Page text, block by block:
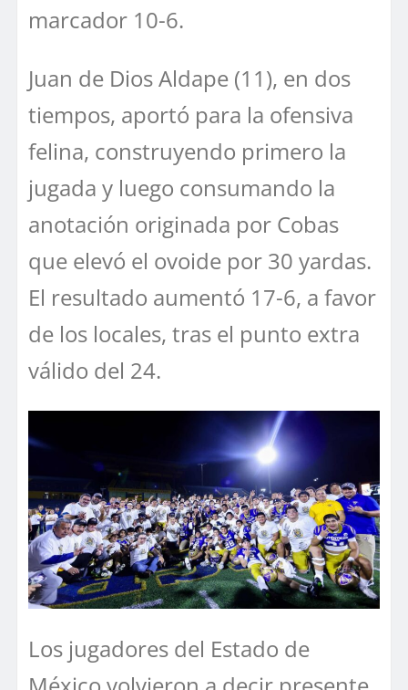
marcador 10-6.
Juan de Dios Aldape (11), en dos
tiempos, aportó para la ofensiva
felina, construyendo primero la
jugada y luego consumando la
anotación originada por Cobas
que elevó el ovoide por 30 yardas.
El resultado aumentó 17-6, a favor
de los locales, tras el punto extra
válido del 24.
Los jugadores del Estado de